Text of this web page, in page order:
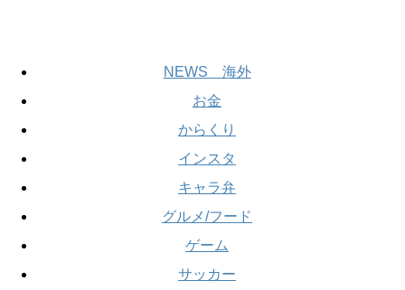
NEWS 海外
お金
からくり
インスタ
キャラ弁
グルメ/フード
ゲーム
サッカー